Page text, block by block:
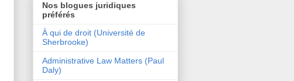
Nos blogues juridiques
préférés
À qui de droit (Université de
Sherbrooke)
Administrative Law Matters (Paul
Daly)